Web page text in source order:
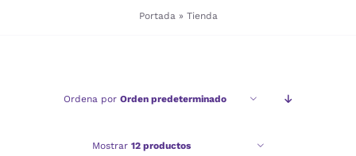
Portada » Tienda
Ordena por Orden predeterminado
Mostrar 12 productos